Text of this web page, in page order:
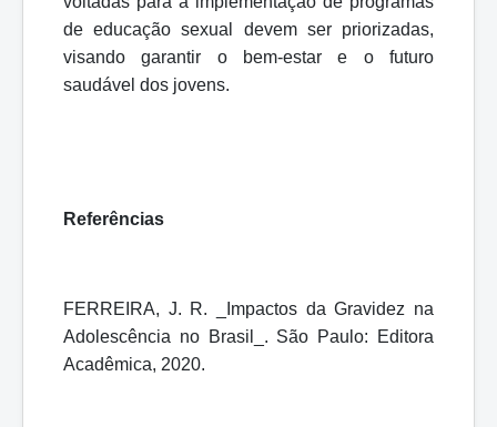
de educação sexual devem ser priorizadas,
visando garantir o bem-estar e o futuro
saudável dos jovens.
Referências
FERREIRA, J. R. _Impactos da Gravidez na
Adolescência no Brasil_. São Paulo: Editora
Acadêmica, 2020.